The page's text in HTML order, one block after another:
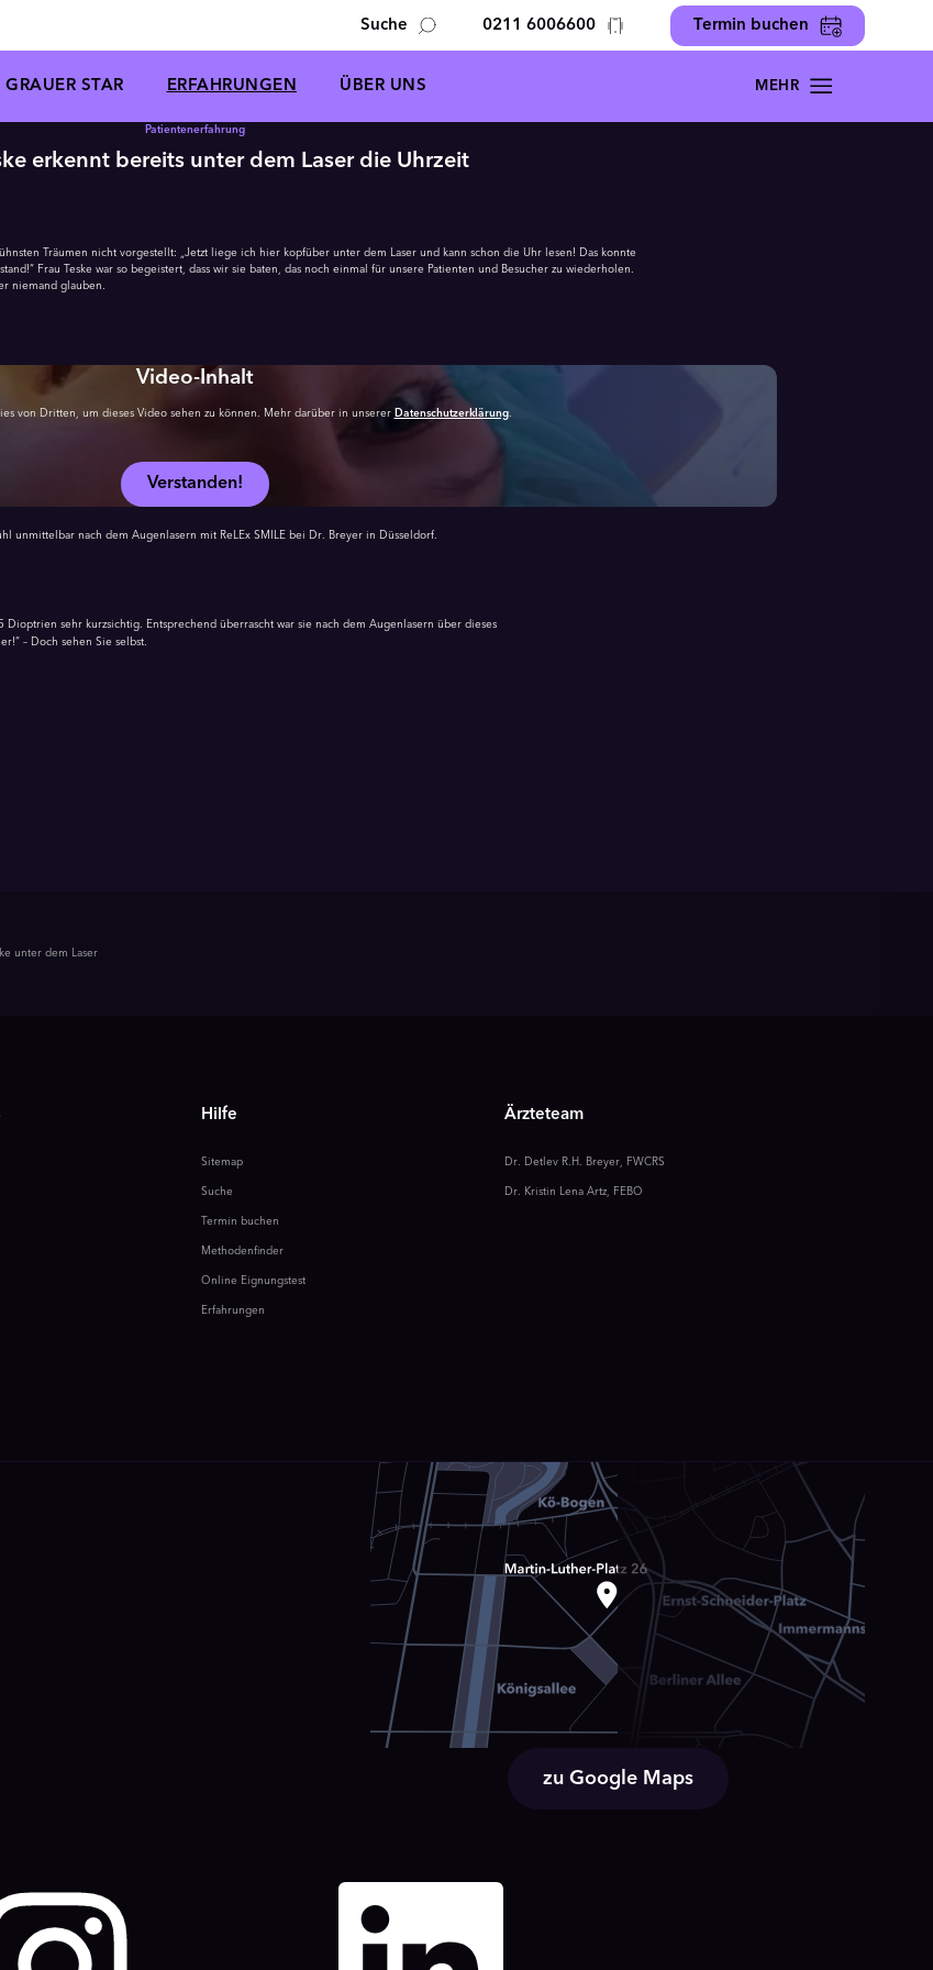
Suche 0211 6006600 Termin buchen
GRAUER STAR ERFAHRUNGEN ÜBER UNS
Patientenerfahrung
erkennt bereits unter dem Laser die Uhrzeit
Träumen nicht vorgestellt: „Jetzt liege ich hier kopfüber unter dem Laser und kann schon die Uhr lesen! Das konnte
Frau Teske war so begeistert, dass wir sie baten, das noch einmal für unsere Patienten und Besucher zu wiederholen.
niemand glauben.
Video-Inhalt
von Dritten, um dieses Video sehen zu können. Mehr darüber in unserer Datenschutzerklärung.
Verstanden!
unmittelbar nach dem Augenlasern mit ReLEx SMILE bei Dr. Breyer in Düsseldorf.
Dioptrien sehr kurzsichtig. Entsprechend überrascht war sie nach dem Augenlasern über dieses
– Doch sehen Sie selbst.
unter dem Laser
Hilfe
Sitemap
Suche
Termin buchen
Methodenfinder
Online Eignungstest
Erfahrungen
Ärzteteam
Dr. Detlev R.H. Breyer, FWCRS
Dr. Kristin Lena Artz, FEBO
zu Google Maps